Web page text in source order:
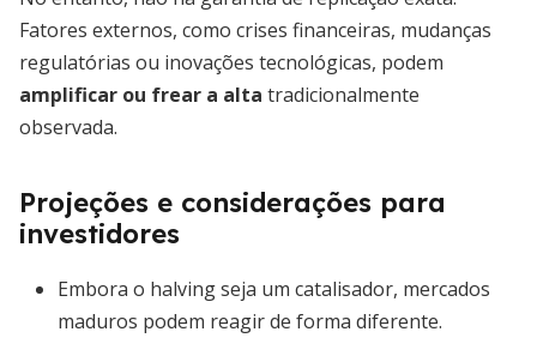
Fatores externos, como crises financeiras, mudanças
regulatórias ou inovações tecnológicas, podem
amplificar ou frear a alta tradicionalmente
observada.
Projeções e considerações para
investidores
Embora o halving seja um catalisador, mercados
maduros podem reagir de forma diferente.